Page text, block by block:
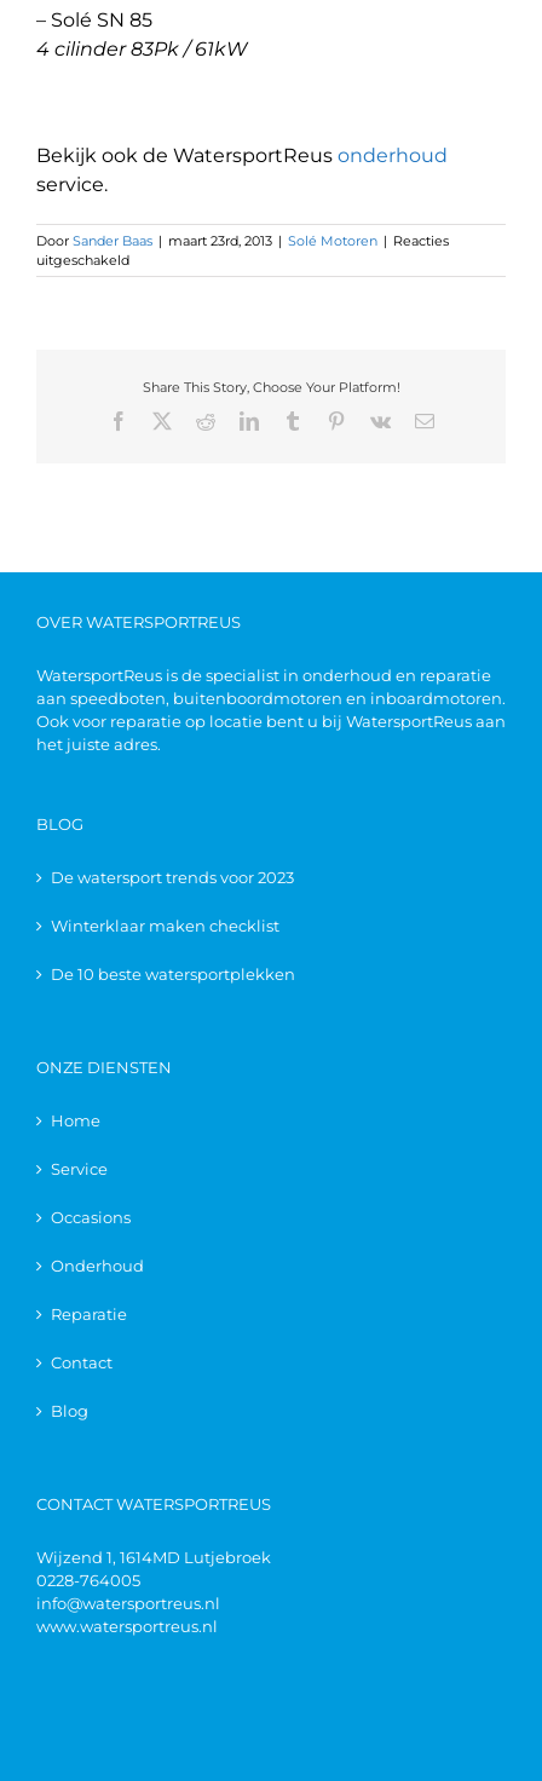
– Solé SN 85
4 cilinder 83Pk / 61kW
Bekijk ook de WatersportReus onderhoud
service.
Door Sander Baas | maart 23rd, 2013 | Solé Motoren | Reacties
uitgeschakeld
Share This Story, Choose Your Platform!
OVER WATERSPORTREUS
WatersportReus is de specialist in onderhoud en reparatie
aan speedboten, buitenboordmotoren en inboardmotoren.
Ook voor reparatie op locatie bent u bij WatersportReus aan
het juiste adres.
BLOG
De watersport trends voor 2023
Winterklaar maken checklist
De 10 beste watersportplekken
ONZE DIENSTEN
Home
Service
Occasions
Onderhoud
Reparatie
Contact
Blog
CONTACT WATERSPORTREUS
Wijzend 1, 1614MD Lutjebroek
0228-764005
info@watersportreus.nl
www.watersportreus.nl